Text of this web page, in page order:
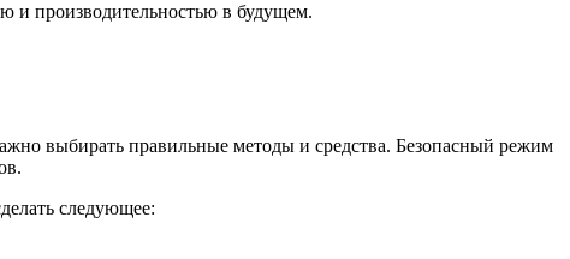
и производительностью в будущем.
выбирать правильные методы и средства. Безопасный режим
следующее: